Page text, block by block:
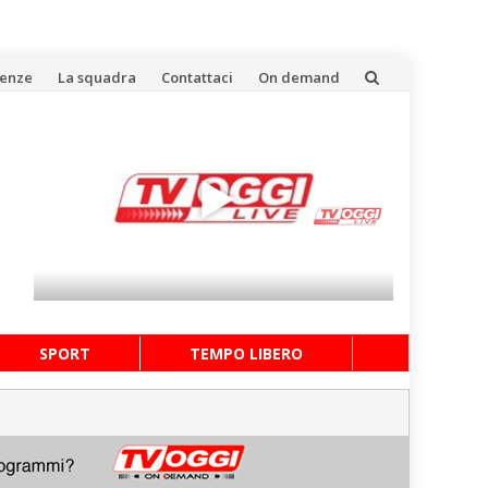
La squadra Contattaci On demand
SPORT TEMPO LIBERO